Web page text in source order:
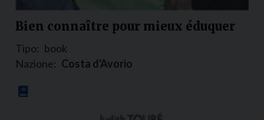
Bien connaître pour mieux éduquer
Tipo: book
Nazione: Costa d'Avorio